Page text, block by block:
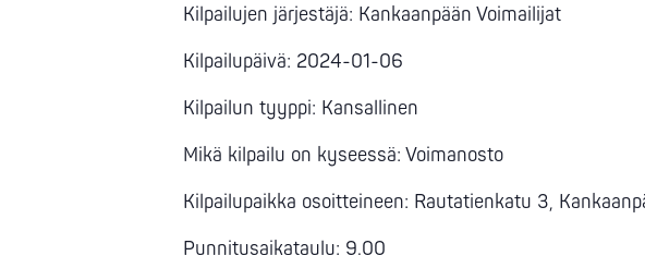
Kilpailujen järjestäjä: Kankaanpään Voimailijat
Kilpailupäivä: 2024-01-06
Kilpailun tyyppi: Kansallinen
Mikä kilpailu on kyseessä: Voimanosto
Kilpailupaikka osoitteineen: Rautatienkatu 3,
Punnitusaikataulu: 9.00